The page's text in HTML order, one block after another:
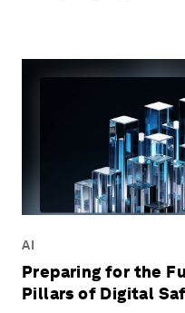
AI
Preparing for the
Pillars of Digital